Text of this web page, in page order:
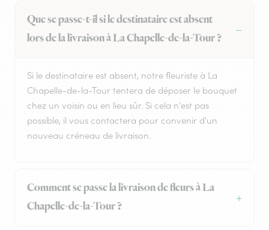
Que se passe-t-il si le destinataire est absent
lors de la livraison à La Chapelle-de-la-Tour ?
Si le destinataire est absent, notre fleuriste à La
Chapelle-de-la-Tour tentera de déposer le bouquet
chez un voisin ou en lieu sûr. Si cela n'est pas
possible, il vous contactera pour convenir d'un
nouveau créneau de livraison.
Comment se passe la livraison de fleurs à La
Chapelle-de-la-Tour ?